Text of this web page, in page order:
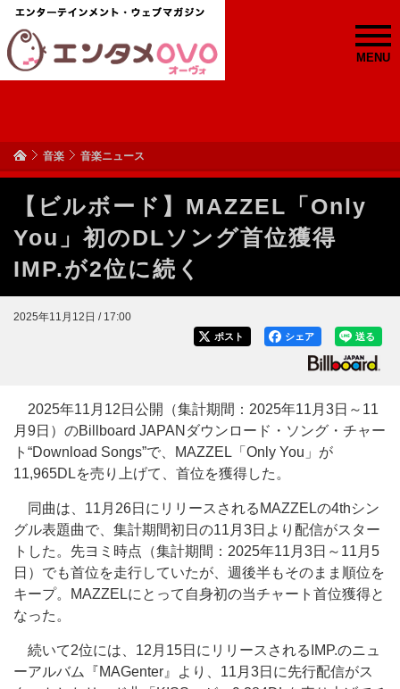
MENU
音楽 音楽ニュース
【ビルボード】MAZZEL「Only
You」初のDLソング首位獲得
IMP.が2位に続く
2025年11月12日 / 17:00
送る
シェア
ポスト
2025年11月12日公開（集計期間：2025年11月3日～11
月9日）のBillboard JAPANダウンロード・ソング・チャー
ト“Download Songs”で、MAZZEL「Only You」が
11,965DLを売り上げて、首位を獲得した。
同曲は、11月26日にリリースされるMAZZELの4thシン
グル表題曲で、集計期間初日の11月3日より配信がスター
トした。先ヨミ時点（集計期間：2025年11月3日～11月5
日）でも首位を走行していたが、週後半もそのまま順位を
キープ。MAZZELにとって自身初の当チャート首位獲得と
なった。
続いて2位には、12月15日にリリースされるIMP.のニュ
ーアルバム『MAGenter』より、11月3日に先行配信がス